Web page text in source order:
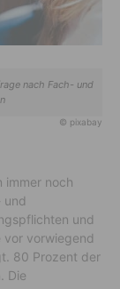
nach Fach- und
© pixabay
immer noch
und
und
vor vorwiegend
80 Prozent der
Die